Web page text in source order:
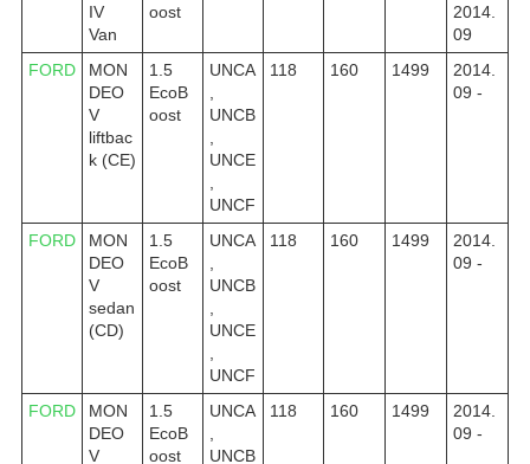
IV
Van
oost
2014.
09
FORD
MON
DEO
V
liftbac
k (CE)
1.5
EcoB
oost
UNCA
UNCB
UNCE
UNCF
118 160 1499
2014.
09 -
FORD
MON
DEO
V
sedan
(CD)
1.5
EcoB
oost
UNCA
UNCB
UNCE
UNCF
118 160 1499
2014.
09 -
FORD
MON
DEO
V
1.5
EcoB
oost
UNCA
UNCB
118 160 1499
2014.
09 -